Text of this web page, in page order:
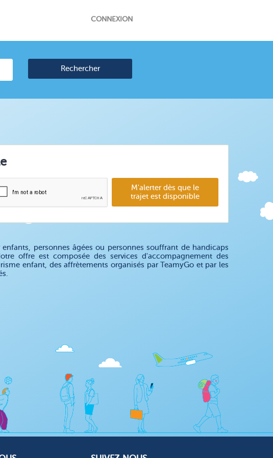
CONNEXION
Rechercher
M'alerter dès que le
trajet est disponible
personnes âgées ou personnes souffrant de handicaps
offre est composée des services d'accompagnement des
enfant, des affrètements organisés par TeamyGo et par les